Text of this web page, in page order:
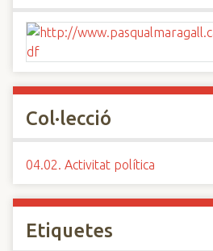
Col·lecció
04.02. Activitat política
Etiquetes